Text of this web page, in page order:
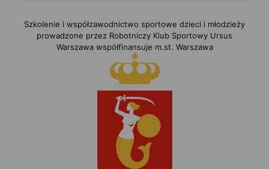
Szkolenie i współzawodnictwo sportowe dzieci i młodzieży
prowadzone przez Robotniczy Klub Sportowy Ursus
Warszawa współfinansuje m.st. Warszawa